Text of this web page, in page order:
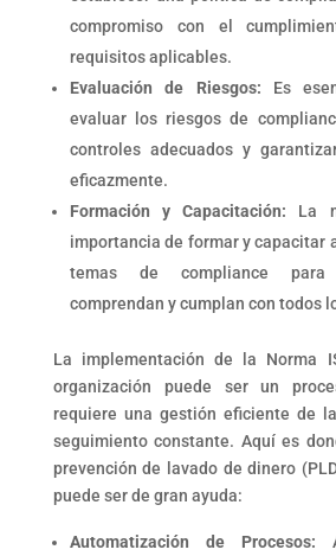
compromiso con el
requisitos aplicables.
Evaluación de Riesgos: Es
evaluar los riesgos de
controles adecuados y
eficazmente.
Formación y Capacitación: La
importancia de formar y capacitar
temas de compliance para
comprendan y cumplan con todos
La implementación de la Norma
organización puede ser un
requiere una gestión eficiente de
seguimiento constante. Aquí es
prevención de lavado de dinero
puede ser de gran ayuda:
Automatización de Procesos: